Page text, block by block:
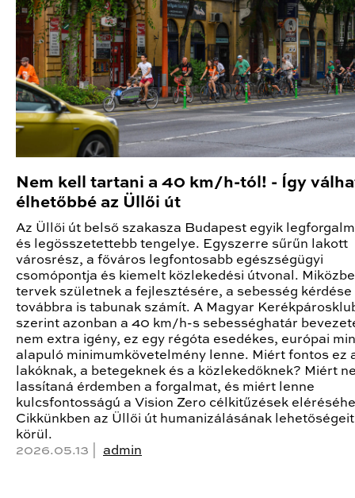
Nem kell tartani a 40 km/h-tól! - Így
élhetőbbé az Üllői út
Az Üllői út belső szakasza Budapest egyik
és legösszetettebb tengelye. Egyszerre sűrűn lakott
városrész, a főváros legfontosabb egészségügyi
csomópontja és kiemelt közlekedési útvonal.
tervek születnek a fejlesztésére, a sebesség kérdése
továbbra is tabunak számít. A Magyar
szerint azonban a 40 km/h-s sebességhatár
nem extra igény, ez egy régóta esedékes, európai
alapuló minimumkövetelmény lenne. Miért fontos ez
lakóknak, a betegeknek és a közlekedőknek? Miért
lassítaná érdemben a forgalmat, és miért lenne
kulcsfontosságú a Vision Zero célkitűzések
Cikkünkben az Üllői út humanizálásának
körül.
2026.05.13 | admin